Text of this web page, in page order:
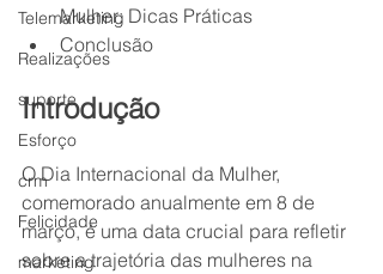
Telemarketing
Realizações
suporte
Esforço
crm
Felicidade
marketing
Mulher: Dicas Práticas
Conclusão
Introdução
O Dia Internacional da Mulher,
comemorado anualmente em 8 de
março, é uma data crucial para refletir
sobre a trajetória das mulheres na